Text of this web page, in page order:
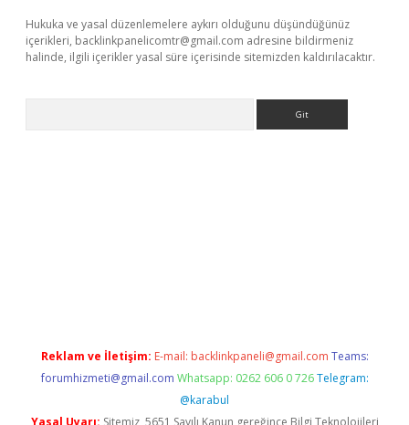
Hukuka ve yasal düzenlemelere aykırı olduğunu düşündüğünüz
içerikleri, backlinkpanelicomtr@gmail.com adresine bildirmeniz
halinde, ilgili içerikler yasal süre içerisinde sitemizden kaldırılacaktır.
Reklam ve İletişim: E-mail: backlinkpaneli@gmail.com Teams:
forumhizmeti@gmail.com Whatsapp: 0262 606 0 726 Telegram:
@karabul
Yasal Uyarı: Sitemiz, 5651 Sayılı Kanun gereğince Bilgi Teknolojileri